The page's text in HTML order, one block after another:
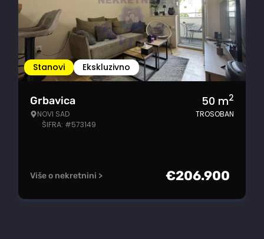
Stanovi Ekskluzivno
Grbavica
NOVI SAD
ŠIFRA: #573149
50 m2
TROSOBAN
Više o nekretnini > €206.900